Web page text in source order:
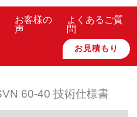
お客様の
声
よくあるご質
問
お見積もり
60-40 技術仕様書